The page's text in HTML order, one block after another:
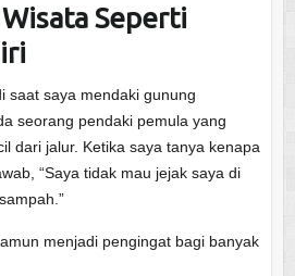
Seperti
saat saya mendaki gunung
seorang pendaki pemula yang
dari jalur. Ketika saya tanya kenapa
“Saya tidak mau jejak saya di
menjadi pengingat bagi banyak